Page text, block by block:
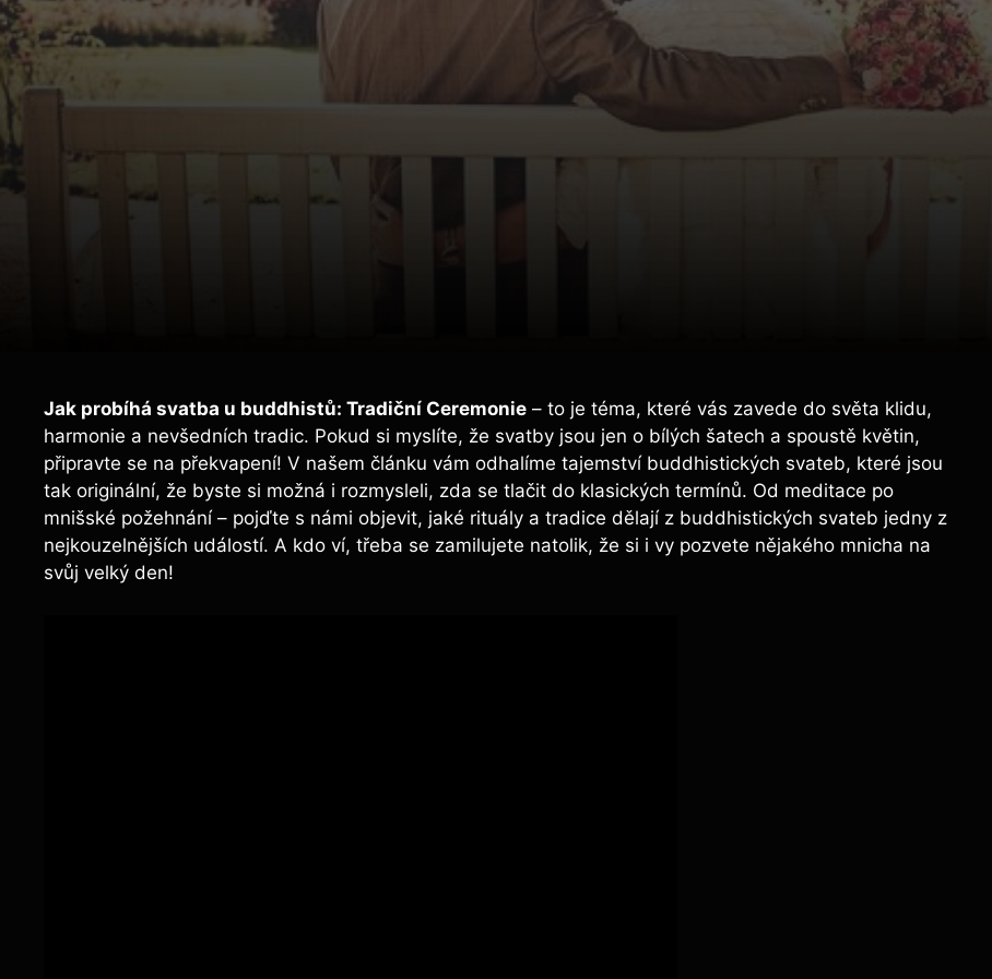
Jak probíhá svatba u buddhistů: Tradiční Ceremonie – to je téma, které vás zavede do světa klidu,
harmonie a nevšedních tradic. Pokud si myslíte, že svatby jsou jen o bílých šatech a spoustě květin,
připravte se na překvapení! V našem článku vám odhalíme tajemství buddhistických svateb, které jsou
tak originální, že byste si možná i rozmysleli, zda se tlačit do klasických termínů. Od meditace po
mnišské požehnání – pojďte s námi objevit, jaké rituály a tradice dělají z buddhistických svateb jedny z
nejkouzelnějších událostí. A kdo ví, třeba se zamilujete natolik, že si i vy pozvete nějakého mnicha na
svůj velký den!